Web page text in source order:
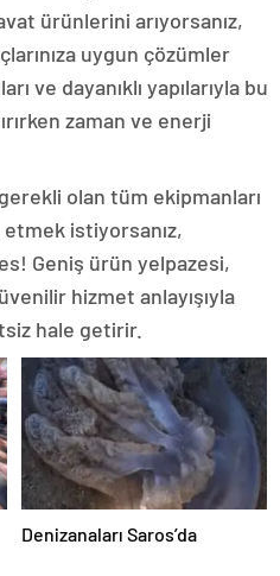
ürünlerini arıyorsanız,
uygun çözümler
ve dayanıklı yapılarıyla bu
zaman ve enerji
olan tüm ekipmanları
istiyorsanız,
Geniş ürün yelpazesi,
hizmet anlayışıyla
hale getirir.
Denizanaları Saros’da